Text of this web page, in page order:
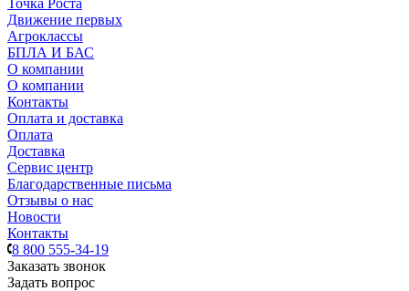
Точка Роста
Движение первых
Агроклассы
БПЛА И БАС
О компании
О компании
Контакты
Оплата и доставка
Оплата
Доставка
Сервис центр
Благодарственные письма
Отзывы о нас
Новости
Контакты
8 800 555-34-19
Заказать звонок
Задать вопрос